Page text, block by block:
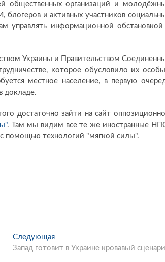
общественных организаций и
и активных участников
управлять информационной обстановкой
Украины и Правительством
которое обусловило их
местное население, в первую
докладе.
достаточно зайти на сайт
. Там мы видим все те же иностранные
помощью технологий "мягкой силы".
Следующая
л
Запад готовит в Украине кровавый